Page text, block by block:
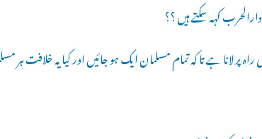
کہہ سکتے ہیں ؟؟